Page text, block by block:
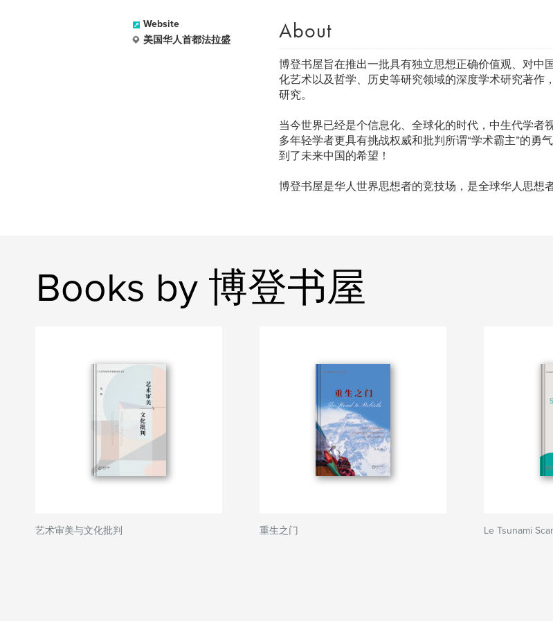
Website
美国华人首都法拉盛
About
博登书屋旨在推出一批具有独立思想正确价值观、对中
化艺术以及哲学、历史等研究领域的深度学术研究著作
研究。
当今世界已经是个信息化、全球化的时代，中生代学者
多年轻学者更具有挑战权威和批判所谓“学术霸主”的勇
到了未来中国的希望！
博登书屋是华人世界思想者的竞技场，是全球华人思想
Books by 博登书屋
艺术审美与文化批判 重生之门 Le Tsunami